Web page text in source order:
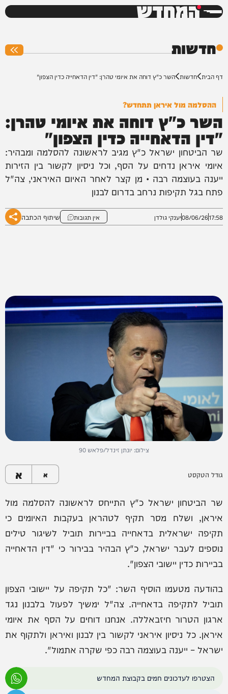
המחדש
חדשות
דף הבית חדשות השר כ"ץ דוחה את איומי טהרן: "דין הדאחייה כדין הצפון"
ההסלמה מול איראן תתחדש?
השר כ"ץ דוחה את איומי טהרן:
"דין הדאחייה כדין הצפון"
שר הביטחון ישראל כ"ץ מגיב לראשונה להסלמה ומבהיר:
איומי איראן נדחים על הסף, וכל ניסיון לקשור בין הזירות
ייענה בעוצמה רבה • מן קצר לאחר האיום האיראני, צה"ל
פתח בגל תקיפות נרחב בדרום לבנון
17:58
08/06/26יענקי גולדן אין תגובות שיתוף הכתבה
צילום: יונתן זינדל/פלאש 90
גודל הטקסט א א
שר הביטחון ישראל כ"ץ התייחס לראשונה להסלמה מול
איראן, ושלח מסר תקיף לטהראן בעקבות האיומים כי
תקיפה ישראלית בדאחייה בביירות תוביל לשיגור טילים
נוספים לעבר ישראל, כ"ץ הבהיר בבירור כי "דין הדאחייה
בביירות כדין יישובי הצפון".
בהודעה מטעמו הוסיף השר: "כל תקיפה על יישובי הצפון
תוביל לתקיפה בדאחייה. צה"ל ימשיך לפעול בלבנון נגד
ארגון הטרור חיזבאללה. אנחנו דוחים על הסף את איומי
איראן. כל ניסיון איראני לקשור בין לבנון ואיראן ולתקוף את
ישראל – ייענה בעוצמה רבה כפי שקרה אתמול".
הצטרפו לעדכונים חמים בקבוצת המחדש